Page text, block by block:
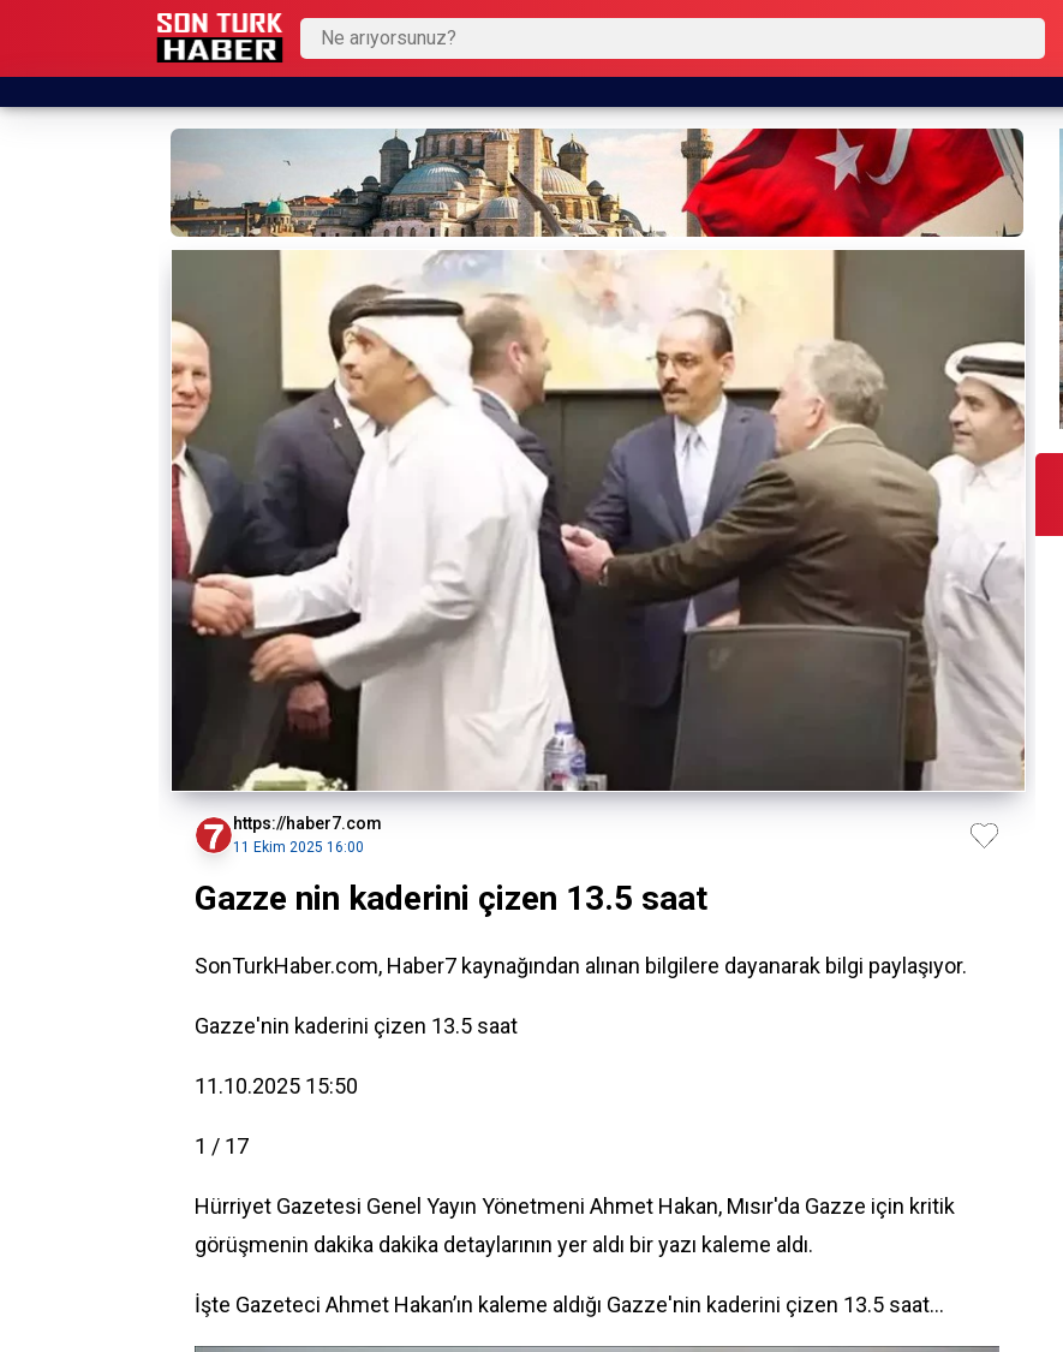
https://haber7.com
11 Ekim 2025 16:00
Gazze nin kaderini çizen 13.5 saat
SonTurkHaber.com, Haber7 kaynağından alınan bilgilere dayanarak bilgi paylaşıyor.
Gazze'nin kaderini çizen 13.5 saat
11.10.2025 15:50
1 / 17
Hürriyet Gazetesi Genel Yayın Yönetmeni Ahmet Hakan, Mısır'da Gazze için kritik
görüşmenin dakika dakika detaylarının yer aldı bir yazı kaleme aldı.
İşte Gazeteci Ahmet Hakan’ın kaleme aldığı Gazze'nin kaderini çizen 13.5 saat…